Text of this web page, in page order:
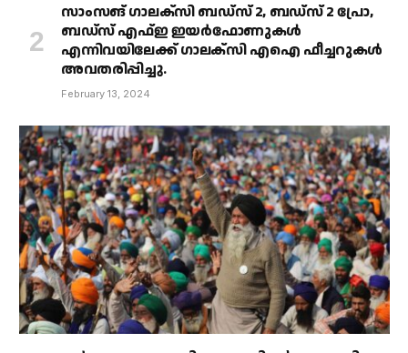
സാംസങ് ഗാലക്‌സി ബഡ്‌സ് 2, ബഡ്‌സ് 2 പ്രോ,
ബഡ്‌സ് എഫ്ഇ ഇയർഫോണുകൾ
എന്നിവയിലേക്ക് ഗാലക്‌സി എഐ ഫീച്ചറുകൾ
അവതരിപ്പിച്ചു.
February 13, 2024